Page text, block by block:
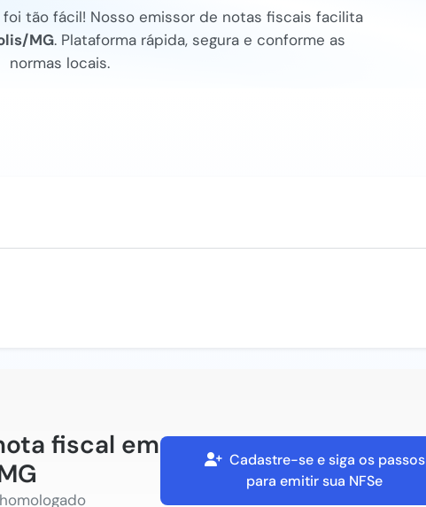
tão fácil! Nosso emissor de notas fiscais facilita
MG. Plataforma rápida, segura e conforme as
normas locais.
fiscal em
Cadastre-se e siga os passos
para emitir sua NFSe